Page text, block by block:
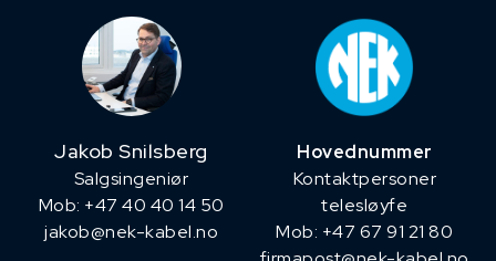
Jakob Snilsberg
​Salgsingeniør
Mob: +47 40 40 14 50
jakob@nek-kabel.no
Hovednummer
Kontaktpersoner
telesløyfe
Mob: +47 67 91 21 80